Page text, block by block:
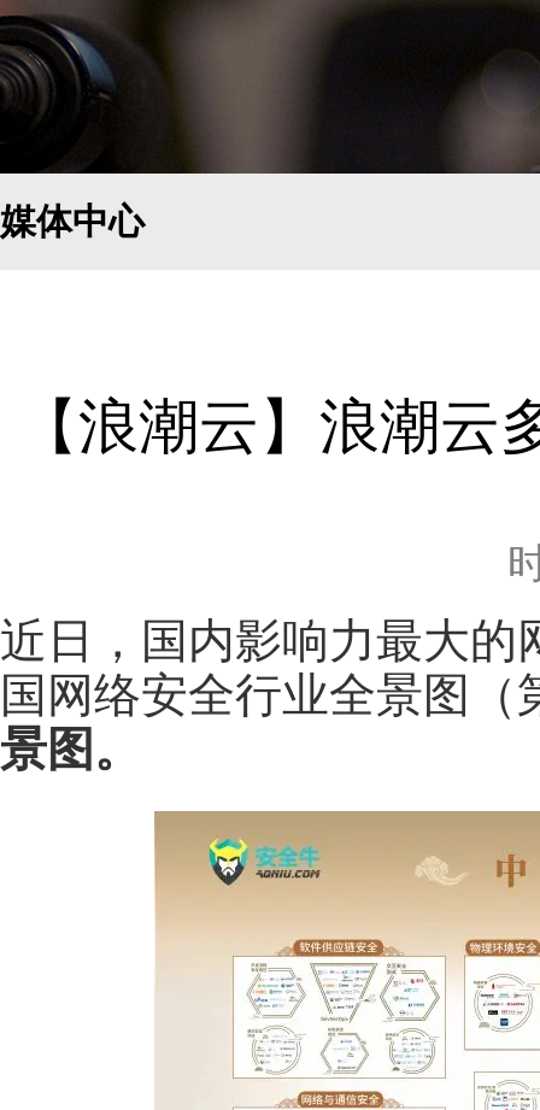
媒体中心
【浪潮云】浪潮
近日，国内影响力最大的
国网络安全行业全景图（
景图。